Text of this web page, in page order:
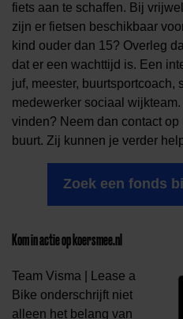
fiets aan te schaffen. Bij
zijn er fietsen beschikbaar
kind ouder dan 15? Overleg
dat er een wachttijd is. Een
juf, meester, buurtsportcoach,
medewerker sociaal
vinden? Neem dan contact
buurt. Zij kunnen je verder
Zoek een fonds
Kom in actie op koersmee.nl
Team Visma | Lease a
Bike onderschrijft niet
alleen het belang van